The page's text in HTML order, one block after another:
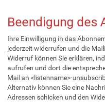
Beendigung des
Ihre Einwilligung in das
jederzeit widerrufen und die
Widerruf können Sie erklären,
aufrufen und dort die
Mail an <listenname>-
Alternativ können Sie eine
Adressen schicken und den